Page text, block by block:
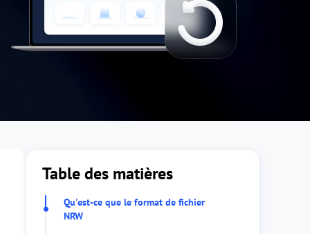
Table des matières
Qu'est-ce que le format de fichier
NRW